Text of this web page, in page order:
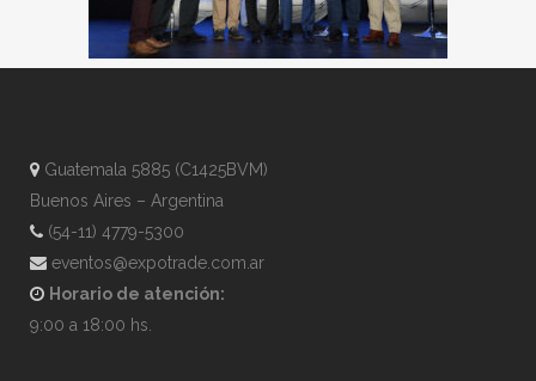
Guatemala 5885 (C1425BVM)
Buenos Aires – Argentina
(54-11) 4779-5300
eventos@expotrade.com.ar
Horario de atención:
9:00 a 18:00 hs.